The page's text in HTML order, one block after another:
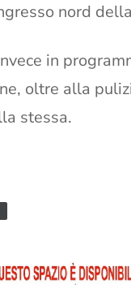
nord
in
oltre alla
stessa.